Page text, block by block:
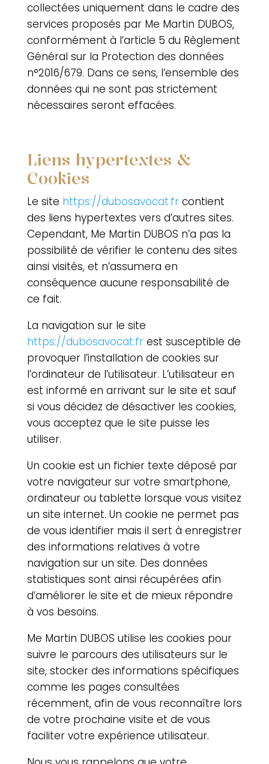
collectées uniquement dans le cadre des
services proposés parMe Martin DUBOS,
conformément à l’article 5 du Règlement
Général sur la Protection des données
n°2016/679. Dans ce sens, l’ensemble des
données qui ne sont pas strictement
nécessaires seront effacées.
Liens hypertextes &
Cookies
Le site https://dubosavocat.fr contient
des liens hypertextes vers d’autres sites.
Cependant,Me Martin DUBOS n’a pas la
possibilité de vérifier le contenu des sites
ainsi visités, et n’assumera en
conséquence aucune responsabilité de
ce fait.
La navigation sur le site
https://dubosavocat.fr est susceptible de
provoquer l’installation de cookies sur
l’ordinateur de l’utilisateur. L’utilisateur en
est informé en arrivant sur le site et sauf
si vous décidez de désactiver les cookies,
vous acceptez que le site puisse les
utiliser.
Un cookie est un fichier texte déposé par
votre navigateur sur votre smartphone,
ordinateur ou tablette lorsque vous visitez
un site internet. Un cookie ne permet pas
de vous identifier mais il sert à enregistrer
des informations relatives à votre
navigation sur un site. Des données
statistiques sont ainsi récupérées afin
d’améliorer le site et de mieux répondre
à vos besoins.
Me Martin DUBOS utilise les cookies pour
suivre le parcours des utilisateurs sur le
site, stocker des informations spécifiques
comme les pages consultées
récemment, afin de vous reconnaître lors
de votre prochaine visite et de vous
faciliter votre expérience utilisateur.